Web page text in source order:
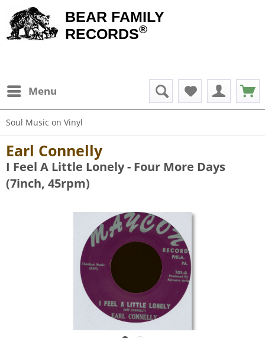
BEAR FAMILY
RECORDS®
Menu
Soul Music on Vinyl
Earl Connelly
I Feel A Little Lonely - Four More Days
(7inch, 45rpm)